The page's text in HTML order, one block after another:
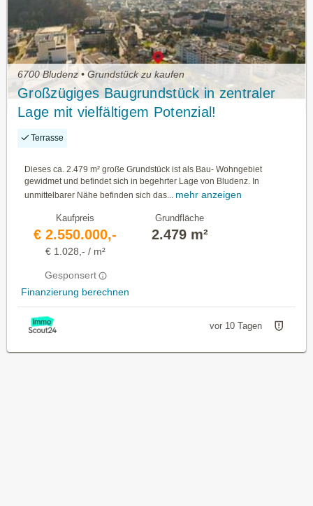
6700 Bludenz • Grundstück zu kaufen
Großzügiges Baugrundstück in zentraler
Lage mit vielfältigem Potenzial!
Terrasse
Dieses ca. 2.479 m² große Grundstück ist als Bau- Wohngebiet
gewidmet und befindet sich in begehrter Lage von Bludenz. In
unmittelbarer Nähe befinden sich das... mehr anzeigen
Kaufpreis
€ 2.550.000,-
€ 1.028,- / m²
Gesponsert
Finanzierung berechnen
Grundfläche
2.479 m²
vor 10 Tagen